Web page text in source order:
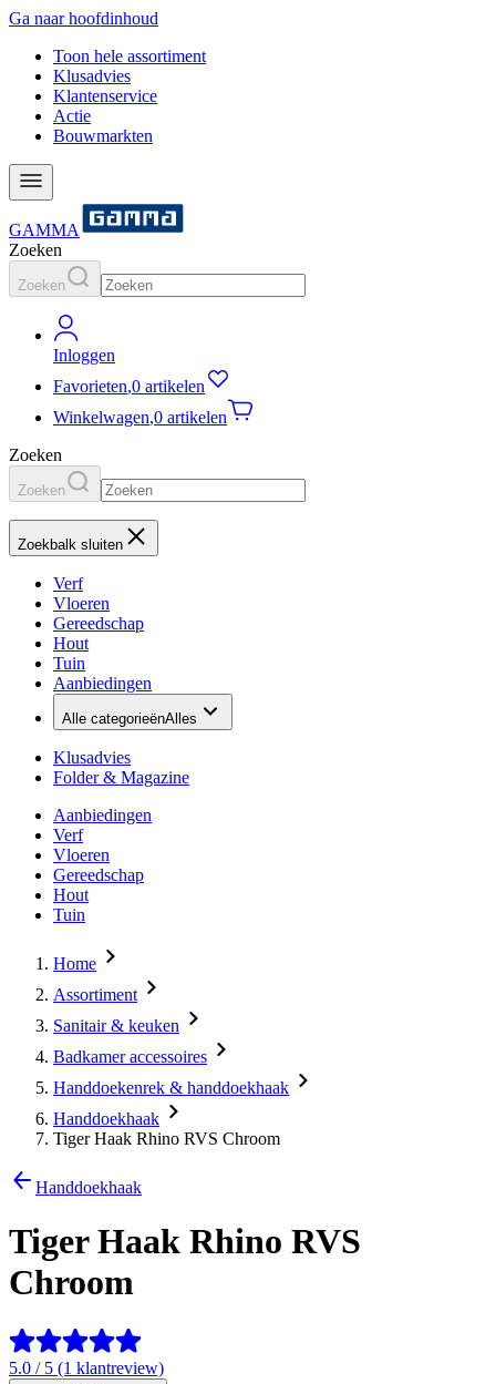
Ga naar hoofdinhoud
Toon hele assortiment
Klusadvies
Klantenservice
Actie
Bouwmarkten
GAMMA
Zoeken
Zoeken
Inloggen
Favorieten,0 artikelen
Winkelwagen,0 artikelen
Zoeken
Zoeken
Zoekbalk sluiten
Verf
Vloeren
Gereedschap
Hout
Tuin
Aanbiedingen
Alle categorieënAlles
Klusadvies
Folder & Magazine
Aanbiedingen
Verf
Vloeren
Gereedschap
Hout
Tuin
Home
Assortiment
Sanitair & keuken
Badkamer accessoires
Handdoekenrek & handdoekhaak
Handdoekhaak
Tiger Haak Rhino RVS Chroom
Handdoekhaak
Tiger Haak Rhino RVS
Chroom
5.0 / 5 (1 klantreview)